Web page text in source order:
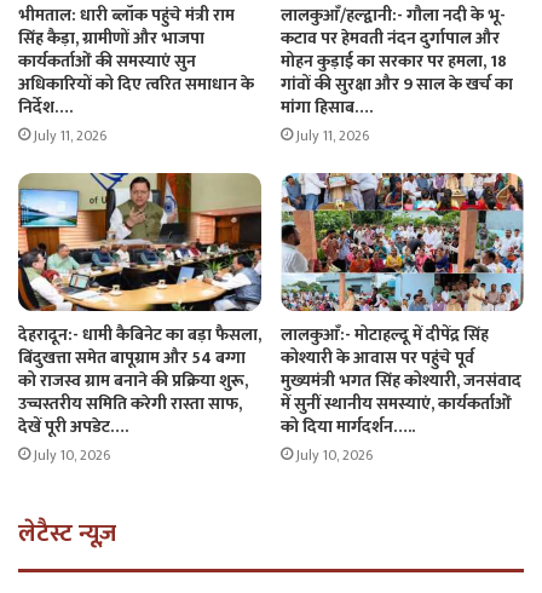
भीमताल: धारी ब्लॉक पहुंचे मंत्री राम
सिंह कैड़ा, ग्रामीणों और भाजपा
कार्यकर्ताओं की समस्याएं सुन
अधिकारियों को दिए त्वरित समाधान के
निर्देश….
July 11, 2026
लालकुआँ/हल्द्वानी:- गौला नदी के भू-
कटाव पर हेमवती नंदन दुर्गापाल और
मोहन कुड़ाई का सरकार पर हमला, 18
गांवों की सुरक्षा और 9 साल के खर्च का
मांगा हिसाब….
July 11, 2026
देहरादून:- धामी कैबिनेट का बड़ा फैसला,
बिंदुखत्ता समेत बापूग्राम और 54 बग्गा
को राजस्व ग्राम बनाने की प्रक्रिया शुरू,
उच्चस्तरीय समिति करेगी रास्ता साफ,
देखें पूरी अपडेट….
July 10, 2026
लालकुआँ:- मोटाहल्दू में दीपेंद्र सिंह
कोश्यारी के आवास पर पहुंचे पूर्व
मुख्यमंत्री भगत सिंह कोश्यारी, जनसंवाद
में सुनीं स्थानीय समस्याएं, कार्यकर्ताओं
को दिया मार्गदर्शन…..
July 10, 2026
लेटैस्ट न्यूज़